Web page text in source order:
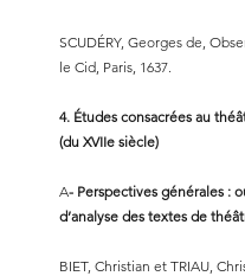
SCUDÉRY, Georges de,
le Cid, Paris, 1637.
4. Études consacrées au
(du XVIIe siècle)
A- Perspectives générales :
d’analyse des textes de
BIET, Christian et TRIAU,